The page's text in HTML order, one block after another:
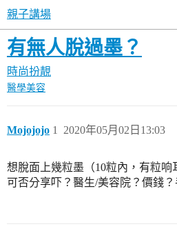
親子講場
有無人脫過墨？
時尚扮靚
醫學美容
Mojojojo 2020年05月02日13:03
1
想脫面上幾粒墨（10粒內，有粒响
可否分享吓？醫生/美容院？價錢